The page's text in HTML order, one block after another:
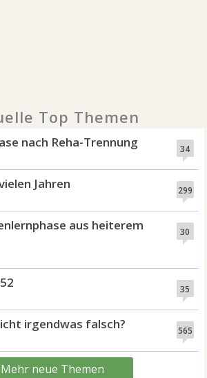
Top Themen
34
nach Reha-Trennung
299
Jahren
30
aus heiterem
35
565
irgendwas falsch?
Mehr neue Themen